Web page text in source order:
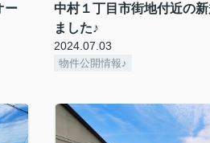
ー
中村１丁目市街地付近の
ました♪
2024.07.03
物件公開情報♪